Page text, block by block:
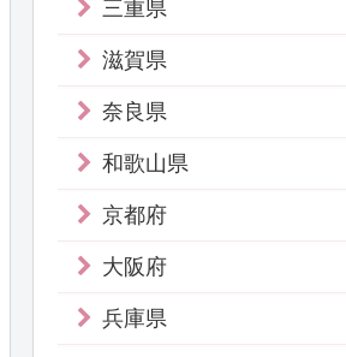
三重県
滋賀県
奈良県
和歌山県
京都府
大阪府
兵庫県